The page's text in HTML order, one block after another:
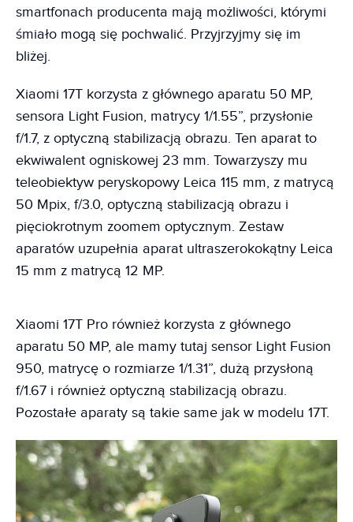
smartfonach producenta mają możliwości, którymi
śmiało mogą się pochwalić. Przyjrzyjmy się im
bliżej.
Xiaomi 17T korzysta z głównego aparatu 50 MP,
sensora Light Fusion, matrycy 1/1.55”, przysłonie
f/1.7, z optyczną stabilizacją obrazu. Ten aparat to
ekwiwalent ogniskowej 23 mm. Towarzyszy mu
teleobiektyw peryskopowy Leica 115 mm, z matrycą
50 Mpix, f/3.0, optyczną stabilizacją obrazu i
pięciokrotnym zoomem optycznym. Zestaw
aparatów uzupełnia aparat ultraszerokokątny Leica
15 mm z matrycą 12 MP.
Xiaomi 17T Pro również korzysta z głównego
aparatu 50 MP, ale mamy tutaj sensor Light Fusion
950, matrycę o rozmiarze 1/1.31”, dużą przysłoną
f/1.67 i również optyczną stabilizacją obrazu.
Pozostałe aparaty są takie same jak w modelu 17T.